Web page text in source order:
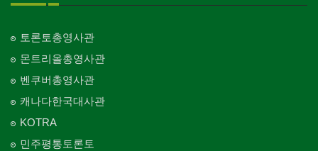
토론토총영사관
몬트리올총영사관
벤쿠버총영사관
캐나다한국대사관
KOTRA
민주평통토론토